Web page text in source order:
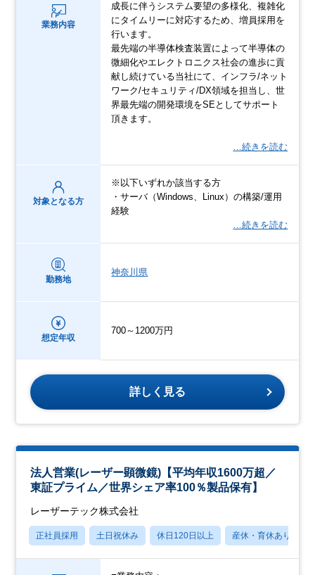
業務内容
成長に伴うシステム要望の多様化、複雑化
にタイムリーに対応するため、増員採用を
行います。
最先端の半導体検査装置によって半導体の
微細化やエレクトロニクス社会の進歩に貢
献し続けている当社にて、インフラ/ネット
ワーク/セキュリティ/DX領域を担当し、世
界最先端の開発環境をSEとしてサポート
頂きます。
…続きを読む
対象となる方
※以下いずれか該当する方
・サーバ（Windows、Linux）の構築/運用
経験
…続きを読む
勤務地
神奈川県
想定年収
700～1200万円
詳しく見る
法人営業(レーザー顕微鏡)【平均年収1600万超／
東証プライム／世界シェア率100％製品保有】
レーザーテック株式会社
正社員採用 土日祝休み 休日120日以上 産休・育休あり